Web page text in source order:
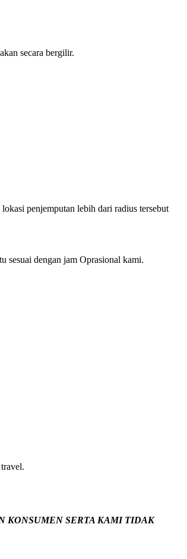
secara bergilir.
penjemputan lebih dari radius tersebut
sesuai dengan jam Oprasional kami.
KONSUMEN SERTA KAMI TIDAK